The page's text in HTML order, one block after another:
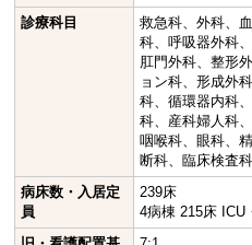
診療科目
救急科、外科、
科、呼吸器外科
肛門外科、整形
ョン科、形成外
科、循環器内科
科、産科婦人科
咽喉科、眼科、
断科、臨床検査
病床数・入居定
員
239床
4病棟 215床 ICU